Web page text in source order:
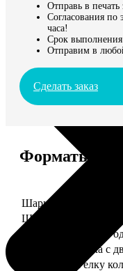
Отправь в печать
Согласования по
часа!
Срок выполнения
Отправим в
Сделать заказ
Форматы и
Шарик елочный с 1
Шарик елочный с 2
Шарик-шкатулка с
Шарик-шкатулка с
Подвеска на елку